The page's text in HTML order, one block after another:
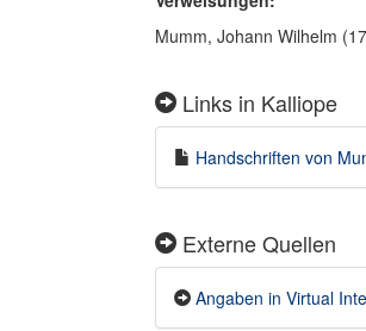
Mumm, Johann Wilhelm
Links in Kalliope
Handschriften von
Externe Quellen
Angaben in Virtual